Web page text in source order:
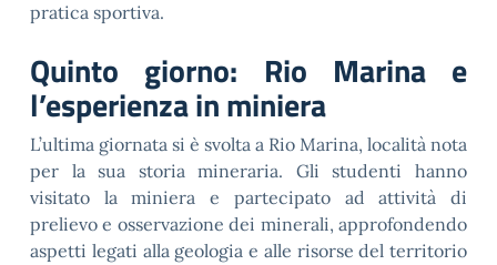
pratica sportiva.
Quinto giorno: Rio Marina e
l’esperienza in miniera
L’ultima giornata si è svolta a Rio Marina, località nota
per la sua storia mineraria. Gli studenti hanno
visitato la miniera e partecipato ad attività di
prelievo e osservazione dei minerali, approfondendo
aspetti legati alla geologia e alle risorse del territorio